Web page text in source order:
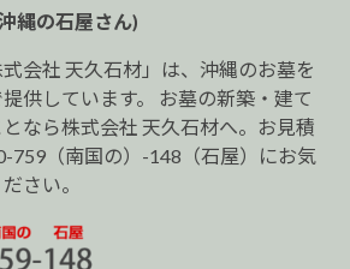
縄の石屋さん)
会社 天久石材」は、沖縄のお墓を
供しています。 お墓の新築・建て
なら株式会社 天久石材へ。お見積
759（南国の）-148（石屋）にお気
さい。